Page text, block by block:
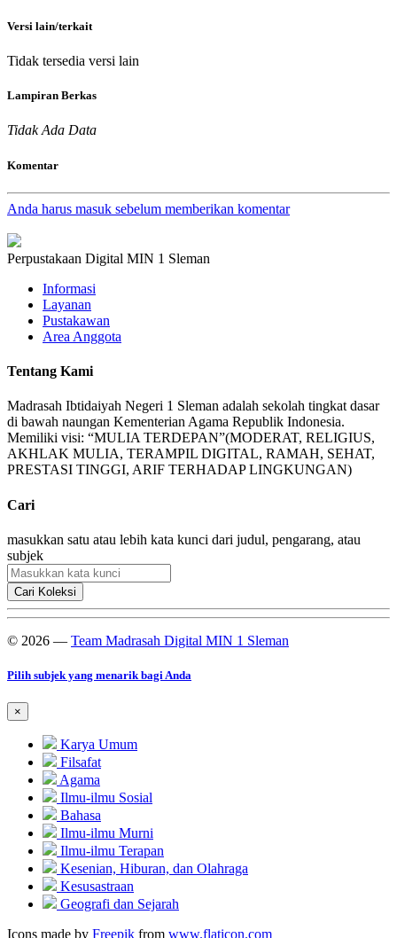
Versi lain/terkait
Tidak tersedia versi lain
Lampiran Berkas
Tidak Ada Data
Komentar
Anda harus masuk sebelum memberikan komentar
Perpustakaan Digital MIN 1 Sleman
Informasi
Layanan
Pustakawan
Area Anggota
Tentang Kami
Madrasah Ibtidaiyah Negeri 1 Sleman adalah sekolah tingkat dasar
di bawah naungan Kementerian Agama Republik Indonesia.
Memiliki visi: “MULIA TERDEPAN”(MODERAT, RELIGIUS,
AKHLAK MULIA, TERAMPIL DIGITAL, RAMAH, SEHAT,
PRESTASI TINGGI, ARIF TERHADAP LINGKUNGAN)
Cari
masukkan satu atau lebih kata kunci dari judul, pengarang, atau
subjek
Cari Koleksi
© 2026 — Team Madrasah Digital MIN 1 Sleman
Pilih subjek yang menarik bagi Anda
×
Karya Umum
Filsafat
Agama
Ilmu-ilmu Sosial
Bahasa
Ilmu-ilmu Murni
Ilmu-ilmu Terapan
Kesenian, Hiburan, dan Olahraga
Kesusastraan
Geografi dan Sejarah
Icons made by Freepik from www.flaticon.com